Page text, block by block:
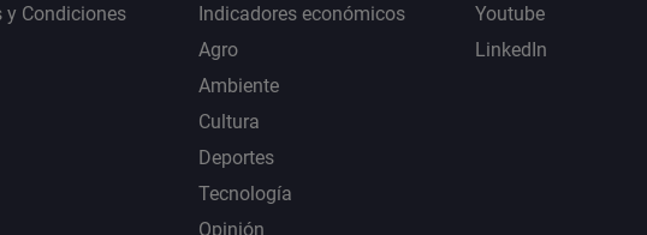
y Condiciones
Indicadores económicos
Agro
Ambiente
Cultura
Deportes
Tecnología
Opinión
Youtube
LinkedIn